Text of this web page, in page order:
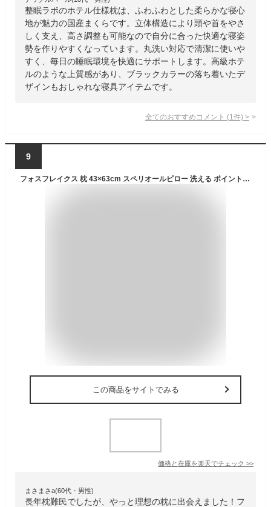
整眠ラボのホテル仕様枕は、ふわふわとした柔らかな寝心
地が魅力の国産まくらです。立体構造により頭や首をやさ
しく支え、高さ調整も可能なので自分に合った快適な寝姿
勢を作りやすくなっています。丸洗い対応で清潔に使いや
すく、毎日の睡眠環境を快適にサポートします。高級ホテ
ルのような上質感があり、ブラックカラーの落ち着いたデ
ザインもおしゃれな寝具アイテムです。
全てのおすすめコメント (1 件) >
9
フォスフレイクス 枕 43×63cm スペリオールピロー 洗える ポイント10倍
この商品をサイトでみる
価格と在庫を楽天でチェック >>
まさまさa(60代・男性)
長年枕難民でしたが、やっと理想の枕に出会えました！フ